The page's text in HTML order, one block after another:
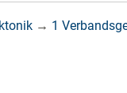
→ 1